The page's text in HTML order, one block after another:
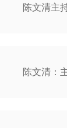
陈文清主
陈文清：